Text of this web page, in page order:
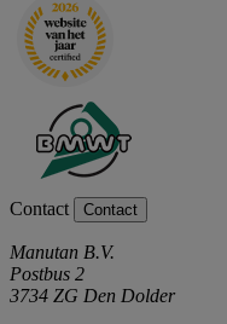
Contact Contact
Manutan B.V.
Postbus 2
3734 ZG Den Dolder